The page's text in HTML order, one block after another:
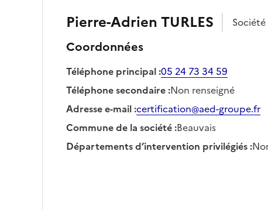
Pierre-AdrienTURLES Société
Coordonnées
Téléphone principal:05 24 73 34 59
Téléphone secondaire:Non renseigné
Adresse e-mail:certification@aed-groupe.fr
Commune de la société:Beauvais
Départements d’intervention privilégiés: